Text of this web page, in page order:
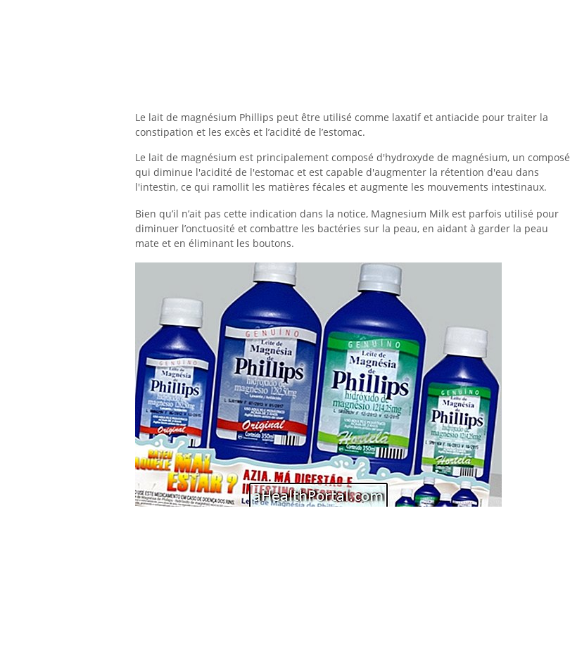
Le lait de magnésium Phillips peut être utilisé comme laxatif et antiacide pour traiter la
constipation et les excès et l’acidité de l’estomac.
Le lait de magnésium est principalement composé d'hydroxyde de magnésium, un composé
qui diminue l'acidité de l'estomac et est capable d'augmenter la rétention d'eau dans
l'intestin, ce qui ramollit les matières fécales et augmente les mouvements intestinaux.
Bien qu’il n’ait pas cette indication dans la notice, Magnesium Milk est parfois utilisé pour
diminuer l’onctuosité et combattre les bactéries sur la peau, en aidant à garder la peau
mate et en éliminant les boutons.